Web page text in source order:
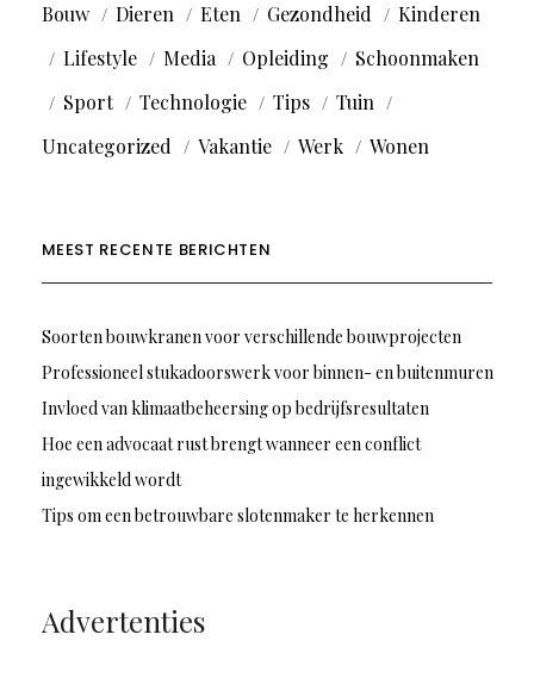
Bouw Dieren Eten Gezondheid
Kinderen
Lifestyle
Media Opleiding
Schoonmaken
Sport
Technologie Tips
Tuin
Uncategorized
Vakantie Werk Wonen
MEEST RECENTE BERICHTEN
Soorten bouwkranen voor verschillende bouwprojecten
Professioneel stukadoorswerk voor binnen- en buitenmuren
Invloed van klimaatbeheersing op bedrijfsresultaten
Hoe een advocaat rust brengt wanneer een conflict
ingewikkeld wordt
Tips om een betrouwbare slotenmaker te herkennen
Advertenties